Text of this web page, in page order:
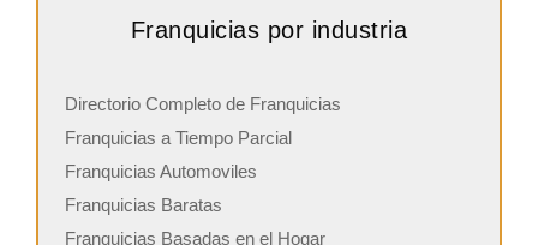
Franquicias por industria
Directorio Completo de Franquicias
Franquicias a Tiempo Parcial
Franquicias Automoviles
Franquicias Baratas
Franquicias Basadas en el Hogar